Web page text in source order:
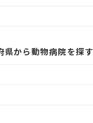
県から動物病院を探す